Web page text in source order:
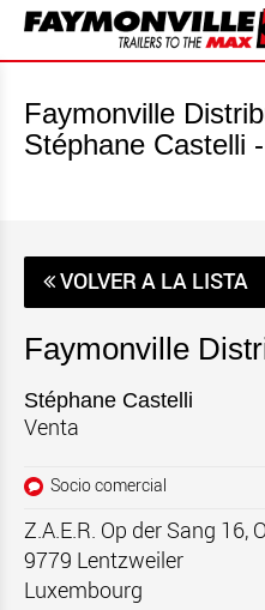
Faymonville
Stéphane Castelli
VOLVER A LA LISTA
Faymonville
Stéphane Castelli
Venta
Socio comercial
Z.A.E.R. Op der Sang 16,
9779 Lentzweiler
Luxembourg